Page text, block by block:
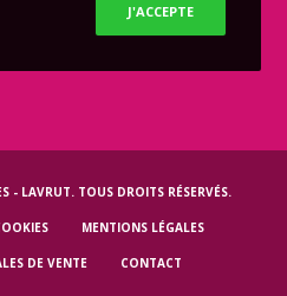
- LAVRUT. TOUS DROITS RÉSERVÉS.
MENTIONS LÉGALES
DE VENTE CONTACT
J'ACCEPTE